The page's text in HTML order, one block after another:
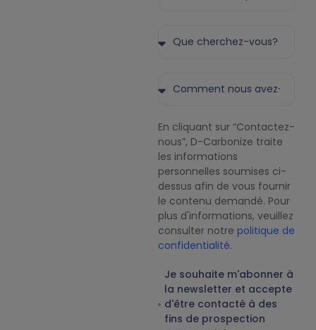
En cliquant sur “Contactez-
nous”, D-Carbonize traite
les informations
personnelles soumises ci-
dessus afin de vous fournir
le contenu demandé. Pour
plus d'informations, veuillez
consulter notre politique de
confidentialité.
Je souhaite m'abonner à
la newsletter et accepte
d'être contacté à des
fins de prospection